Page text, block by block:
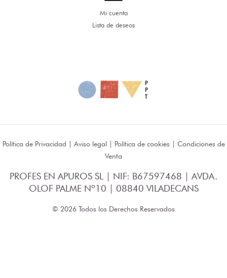
Mi cuenta
Lista de deseos
Política de Privacidad | Aviso legal| Política de cookies | Condiciones de
Venta
PROFES EN APUROS SL | NIF: B67597468 | AVDA.
OLOF PALME Nº10 | 08840 VILADECANS
© 2026 Todos los Derechos Reservados